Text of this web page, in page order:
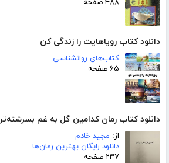
۴۸۸ صفحه
دانلود کتاب رویاهایت را زندگی کن
کتاب‌های روانشناسی
۶۵ صفحه
دانلود کتاب رمان کدامین گل به غم بسرشته‌تر
از: مجید خادم
دانلود رایگان بهترین رمان‌ها
۲۳۷ صفحه